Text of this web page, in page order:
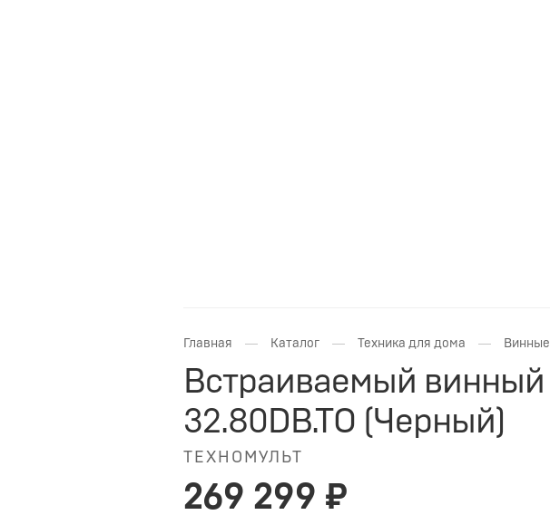
Главная — Каталог — Техника для дома —
Встраиваемый
32.80DB.TO (Черный)
ТЕХНОМУЛЬТ
269 299 ₽